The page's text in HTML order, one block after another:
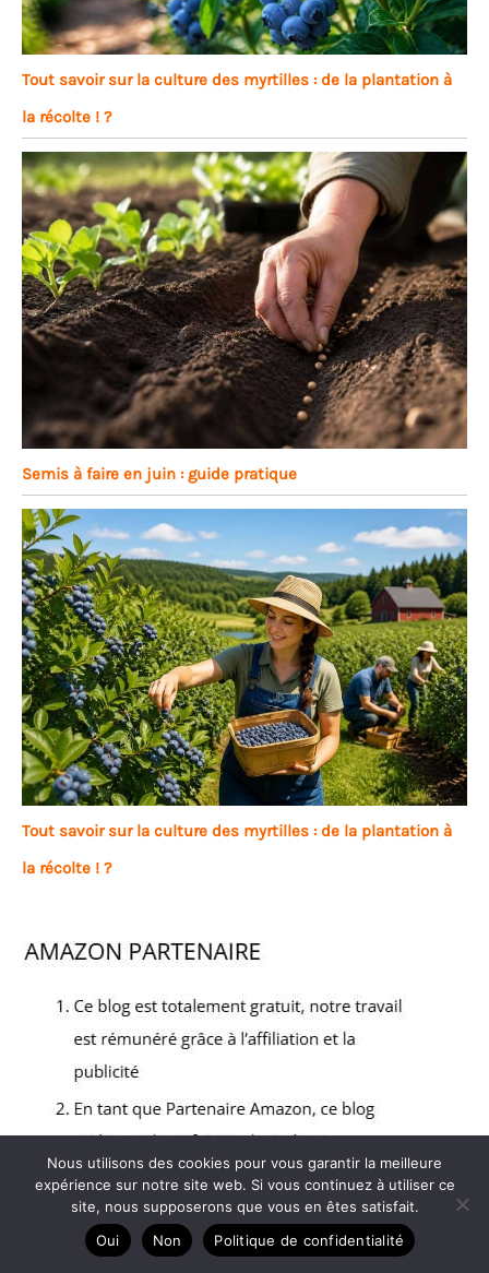
Tout savoir sur la culture des myrtilles : de la plantation à
la récolte ! ?
Semis à faire en juin : guide pratique
Tout savoir sur la culture des myrtilles : de la plantation à
la récolte ! ?
Nous utilisons des cookies pour vous garantir la meilleure
expérience sur notre site web. Si vous continuez à utiliser ce
site, nous supposerons que vous en êtes satisfait.
Oui
Non Politique de confidentialité